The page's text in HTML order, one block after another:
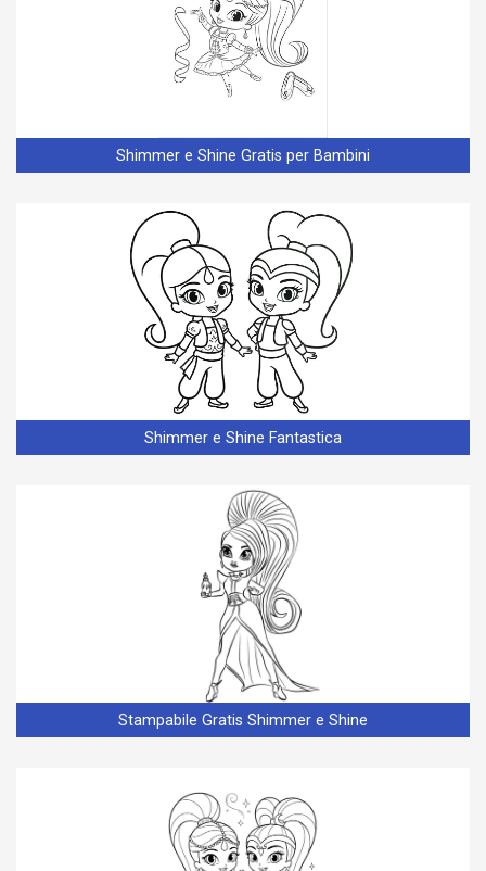
Shimmer e Shine Gratis per Bambini
Shimmer e Shine Fantastica
Stampabile Gratis Shimmer e Shine